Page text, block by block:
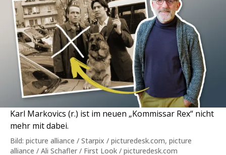
Karl Markovics (r.) ist im neuen „Kommissar Rex“ nicht
mehr mit dabei.
Bild: picture alliance / Starpix / picturedesk.com, picture
alliance / Ali Schafler / First Look / picturedesk.com